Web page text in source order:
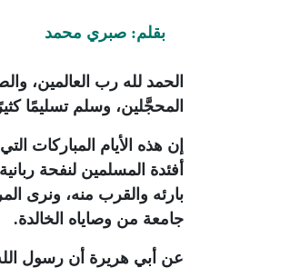
بقلم: صبري محمد
الحمد لله رب العالمين،
المحجَّلين، وسلم تسليمًا
إن هذه الأيام المباركات
أفئدة المسلمين لنفحة
بارئه والقرب منه، ونرى
جامعة من وصاياه الخالدة.
عن أبي هريرة أن رسول